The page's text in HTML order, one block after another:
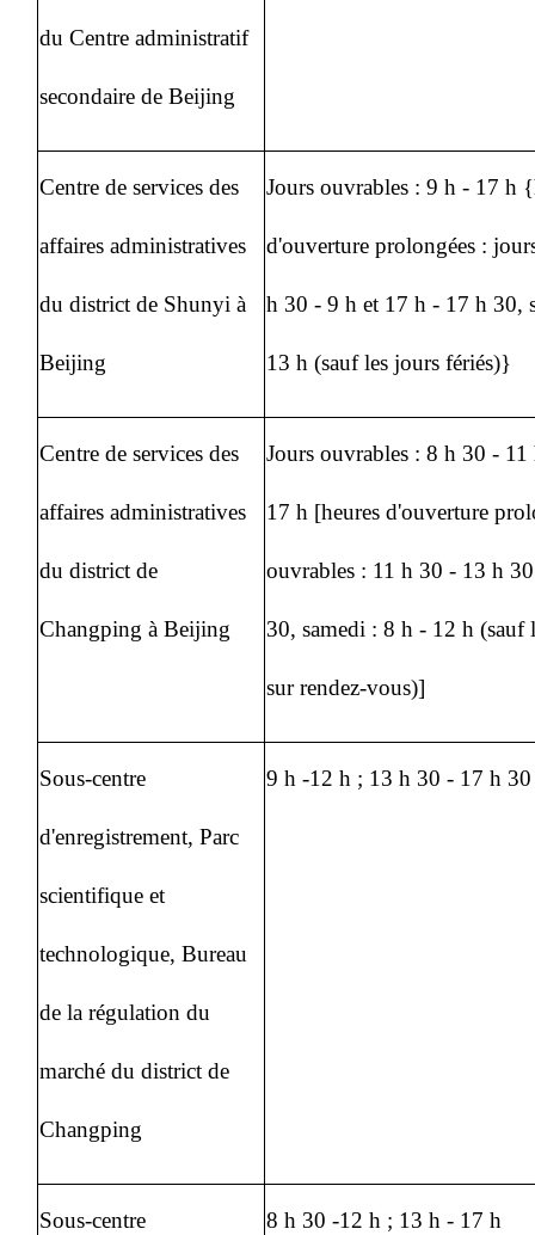
du Centre administratif
secondaire de Beijing
Centre de services des
affaires administratives
du district de Shunyi à
Beijing
Jours ouvrables : 9 h - 17 h
d'ouverture prolongées :
h 30 - 9 h et 17 h - 17 h 30,
13 h (sauf les jours fériés)}
Centre de services des
affaires administratives
du district de
Changping à Beijing
Jours ouvrables : 8 h 30 -
17 h [heures d'ouverture
ouvrables : 11 h 30 - 13 h
30, samedi : 8 h - 12 h (sauf
sur rendez-vous)]
Sous-centre
d'enregistrement, Parc
scientifique et
technologique, Bureau
de la régulation du
marché du district de
Changping
9 h -12 h ; 13 h 30 - 17 h 30
Sous-centre 8 h 30 -12 h ; 13 h - 17 h